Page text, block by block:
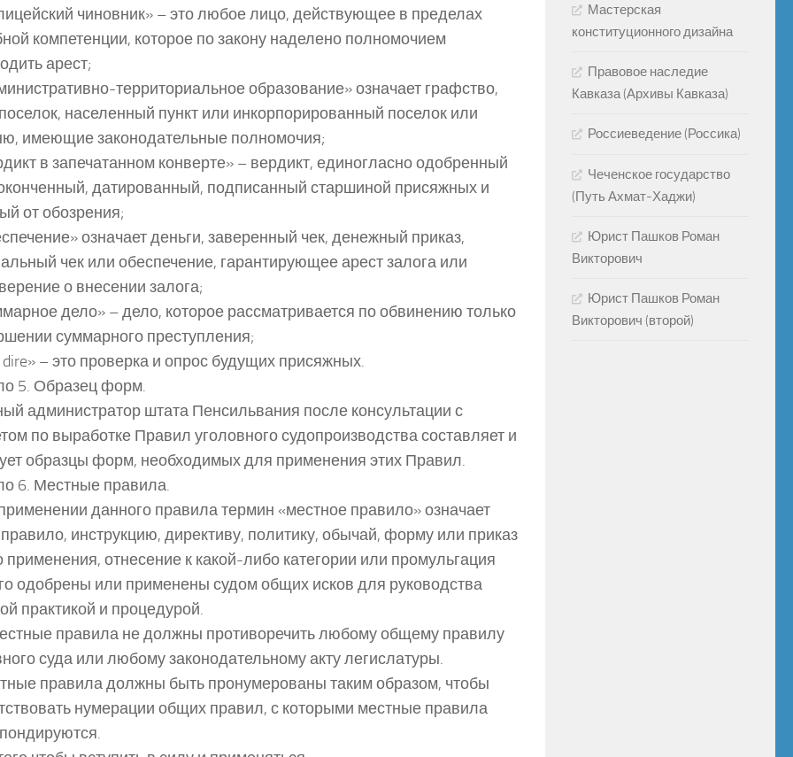
чиновник» – это любое лицо, действующее в пределах
компетенции, которое по закону наделено полномочием
арест;
территориальное образование» означает графство,
населенный пункт или инкорпорированный поселок или
имеющие законодательные полномочия;
в запечатанном конверте» – вердикт, единогласно одобренный
датированный, подписанный старшиной присяжных и
от обозрения;
означает деньги, заверенный чек, денежный приказ,
чек или обеспечение, гарантирующее арест залога или
о внесении залога;
дело» – дело, которое рассматривается по обвинению только
суммарного преступления;
dire» – это проверка и опрос будущих присяжных.
5. Образец форм.
администратор штата Пенсильвания после консультации с
по выработке Правил уголовного судопроизводства составляет и
образцы форм, необходимых для применения этих Правил.
6. Местные правила.
данного правила термин «местное правило» означает
инструкцию, директиву, политику, обычай, форму или приказ
применения, отнесение к какой-либо категории или промульгация
одобрены или применены судом общих исков для руководства
практикой и процедурой.
правила не должны противоречить любому общему правилу
суда или любому законодательному акту легислатуры.
правила должны быть пронумерованы таким образом, чтобы
нумерации общих правил, с которыми местные правила
Мастерская
конституционного дизайна
Правовое наследие
Кавказа (Архивы Кавказа)
Россиеведение (Россика)
Чеченское государство
(Путь Ахмат-Хаджи)
Юрист Пашков Роман
Викторович
Юрист Пашков Роман
Викторович (второй)